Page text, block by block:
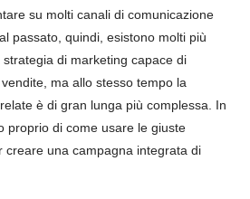
su molti canali di comunicazione
passato, quindi, esistono molti più
di marketing capace di
ma allo stesso tempo la
è di gran lunga più complessa. In
proprio di come usare le giuste
creare una campagna integrata di